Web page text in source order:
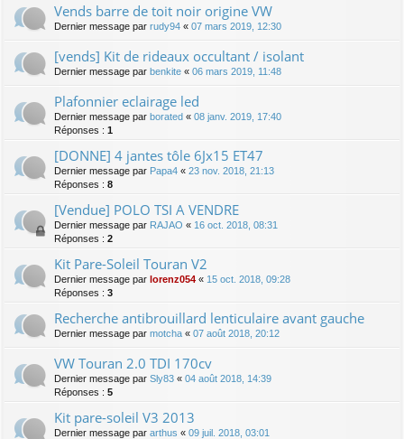
Vends barre de toit noir origine VW
Dernier message par rudy94 « 07 mars 2019, 12:30
[vends] Kit de rideaux occultant / isolant
Dernier message par benkite « 06 mars 2019, 11:48
Plafonnier eclairage led
Dernier message par borated « 08 janv. 2019, 17:40
Réponses : 1
[DONNE] 4 jantes tôle 6Jx15 ET47
Dernier message par Papa4 « 23 nov. 2018, 21:13
Réponses : 8
[Vendue] POLO TSI A VENDRE
Dernier message par RAJAO « 16 oct. 2018, 08:31
Réponses : 2
Kit Pare-Soleil Touran V2
Dernier message par lorenz054 « 15 oct. 2018, 09:28
Réponses : 3
Recherche antibrouillard lenticulaire avant gauche
Dernier message par motcha « 07 août 2018, 20:12
VW Touran 2.0 TDI 170cv
Dernier message par Sly83 « 04 août 2018, 14:39
Réponses : 5
Kit pare-soleil V3 2013
Dernier message par arthus « 09 juil. 2018, 03:01